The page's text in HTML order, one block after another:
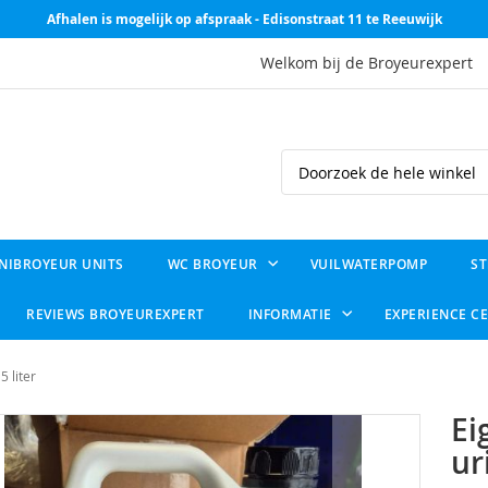
Afhalen is mogelijk op afspraak - Edisonstraat 11 te Reeuwijk
Welkom bij de Broyeurexpert
Search
UNITS WC BROYEUR VUILWATERPOMP
REVIEWS BROYEUREXPERT INFORMATIE EXPERIENCE
liter